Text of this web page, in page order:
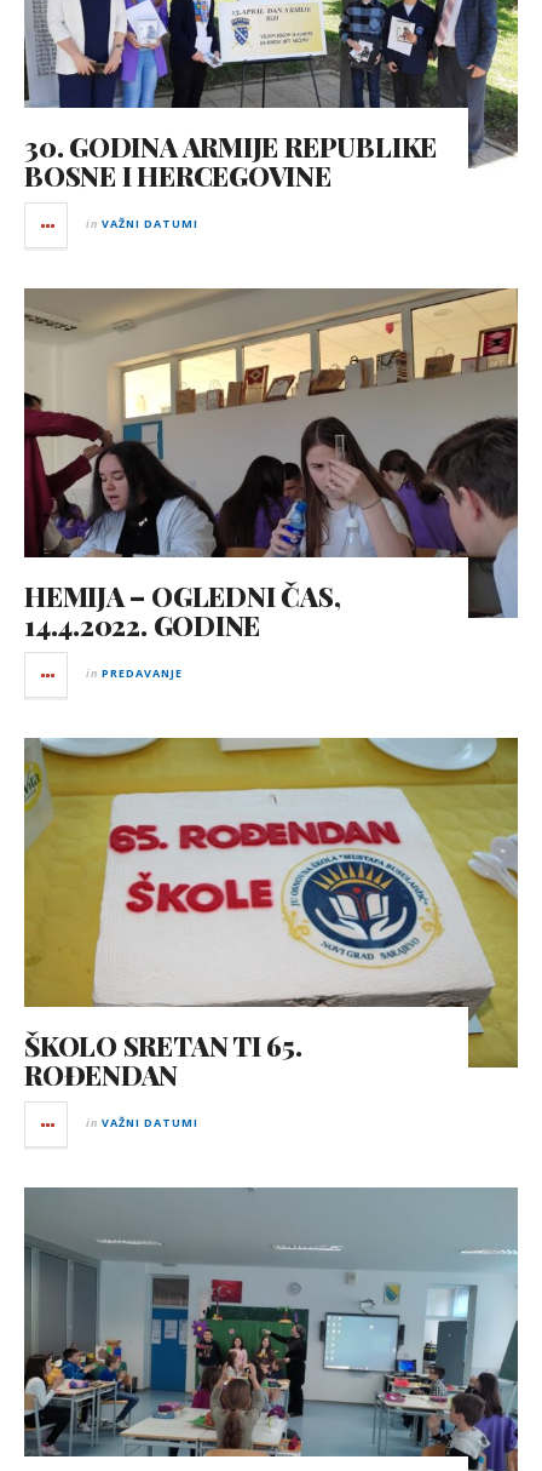
30. GODINA ARMIJE REPUBLIKE
BOSNE I HERCEGOVINE
in VAŽNI DATUMI
HEMIJA – OGLEDNI ČAS,
14.4.2022. GODINE
in PREDAVANJE
ŠKOLO SRETAN TI 65.
ROĐENDAN
in VAŽNI DATUMI